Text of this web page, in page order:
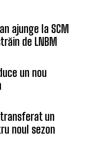
ajunge la SCM
de LNBM
un nou
transferat un
noul sezon